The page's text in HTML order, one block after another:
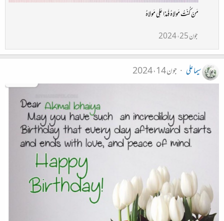
مَنْ کُنْتُ مَولاهُ فَهذا عَلِی مَولاهُ
جون 25، 2024
سیما علی جون 14، 2024